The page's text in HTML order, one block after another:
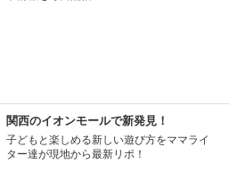
関西のイオンモールで新発見！
子どもと楽しめる新しい遊び方をママライ
ター達が現地から最新リポ！